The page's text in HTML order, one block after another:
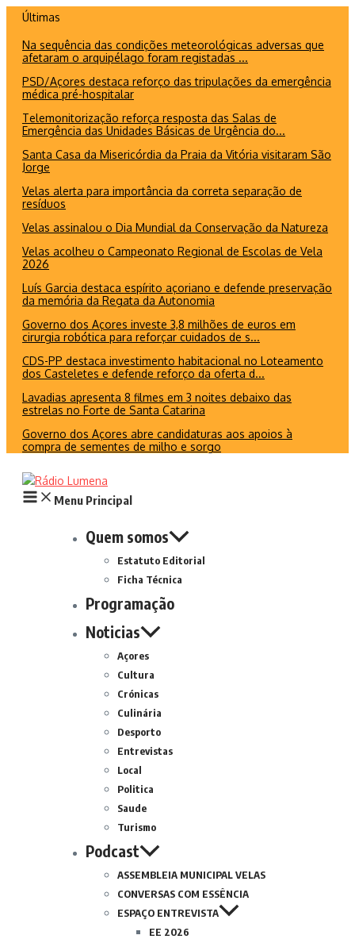
conteúdo
Últimas
Na sequência das condições meteorológicas adversas que
afetaram o arquipélago foram registadas ...
PSD/Açores destaca reforço das tripulações da emergência
médica pré-hospitalar
Telemonitorização reforça resposta das Salas de
Emergência das Unidades Básicas de Urgência do...
Santa Casa da Misericórdia da Praia da Vitória visitaram São
Jorge
Velas alerta para importância da correta separação de
resíduos
Velas assinalou o Dia Mundial da Conservação da Natureza
Velas acolheu o Campeonato Regional de Escolas de Vela
2026
Luís Garcia destaca espírito açoriano e defende preservação
da memória da Regata da Autonomia
Governo dos Açores investe 3,8 milhões de euros em
cirurgia robótica para reforçar cuidados de s...
CDS-PP destaca investimento habitacional no Loteamento
dos Casteletes e defende reforço da oferta d...
Lavadias apresenta 8 filmes em 3 noites debaixo das
estrelas no Forte de Santa Catarina
Governo dos Açores abre candidaturas aos apoios à
compra de sementes de milho e sorgo
Menu Principal
Quem somos
Estatuto Editorial
Ficha Técnica
Programação
Noticias
Açores
Cultura
Crónicas
Culinária
Desporto
Entrevistas
Local
Politica
Saude
Turismo
Podcast
ASSEMBLEIA MUNICIPAL VELAS
CONVERSAS COM ESSÊNCIA
ESPAÇO ENTREVISTA
EE 2026